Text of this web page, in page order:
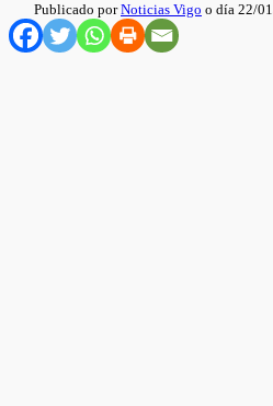
Publicado porNoticias Vigo o día 22/